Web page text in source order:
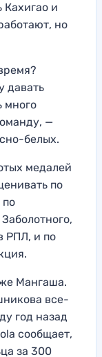
и
но
давать
много
—
белых.
медалей
по
РПЛ, и по
Мангаша.
все-
год назад
сообщает,
за 300